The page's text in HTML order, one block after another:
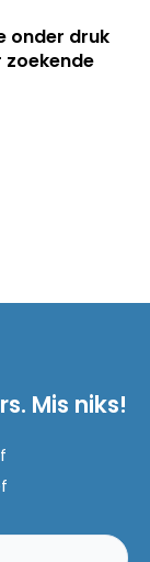
onder druk
zoekende
Mis niks!